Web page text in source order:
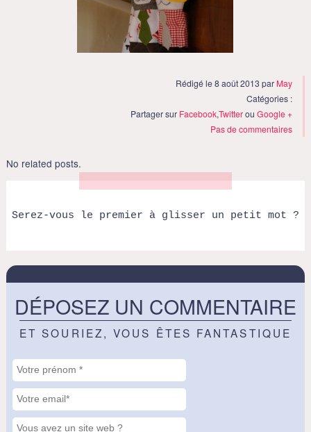
Rédigé le 8 août 2013 par May
Catégories :
Partager sur Facebook,TwitterouGoogle +
Pas de commentaires
No related posts.
Serez-vous le premier à glisser un petit mot ?
DÉPOSEZ UN COMMENTAIRE
ET SOURIEZ, VOUS ÊTES FANTASTIQUE